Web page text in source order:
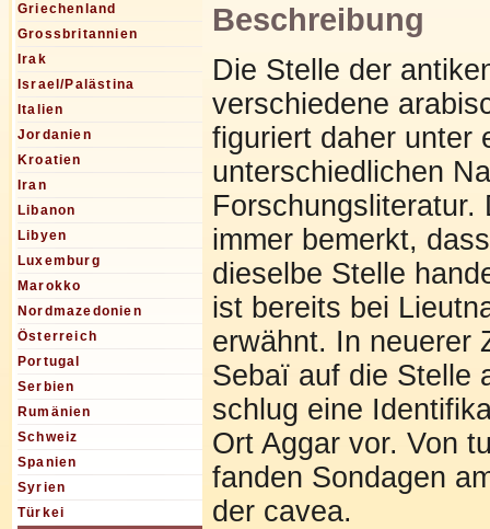
Griechenland
Grossbritannien
Irak
Israel/Palästina
Italien
Jordanien
Kroatien
Iran
Libanon
Libyen
Luxemburg
Marokko
Nordmazedonien
Österreich
Portugal
Serbien
Rumänien
Schweiz
Spanien
Syrien
Türkei
Beschreibung
Die Stelle der
verschiedene
figuriert daher unter
unterschiedlichen
Forschungsliteratur.
immer bemerkt,
dieselbe Stelle
ist bereits bei
erwähnt. In neuerer
Sebaï auf die Stelle
schlug eine
Ort Aggar vor. Von
fanden Sondagen
der cavea.